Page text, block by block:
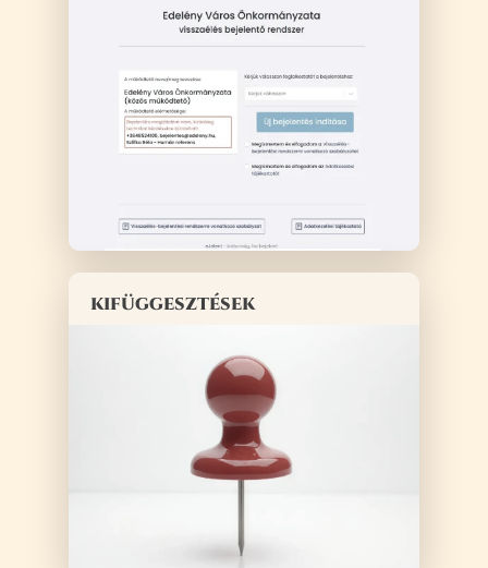
kifüggesztések